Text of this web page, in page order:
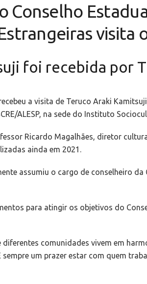
Conselho
visita
foi recebida por
a visita de Teruco Araki
ALESP, na sede do Instituto
Ricardo Magalhães, diretor
ainda em 2021.
assumiu o cargo de conselheiro
para atingir os objetivos do
comunidades vivem em
um prazer estar com quem